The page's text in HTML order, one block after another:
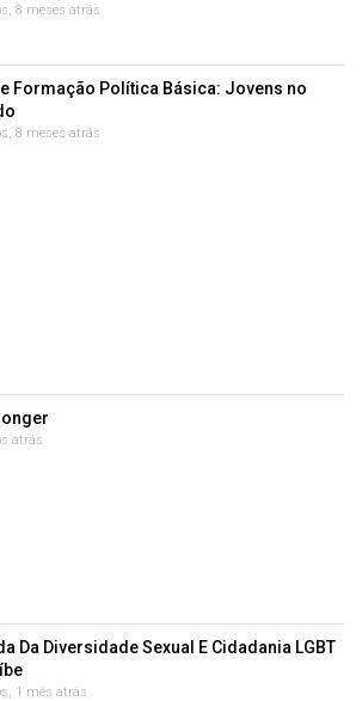
8 meses atrás
Formação Política Básica: Jovens no
8 meses atrás
atrás
Da Diversidade Sexual E Cidadania LGBT
1 mês atrás